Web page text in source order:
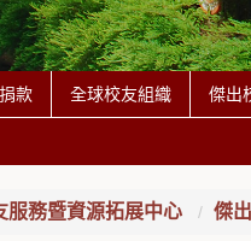
款 全球校友組織 傑出
服務暨資源拓展中心 傑